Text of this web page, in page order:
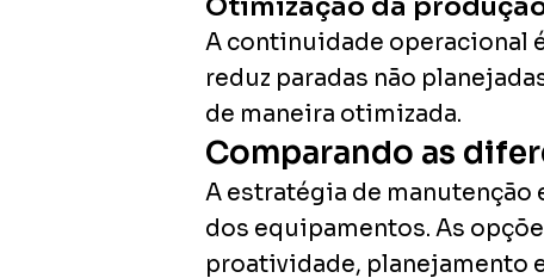
Otimização da
A continuidade operacional
reduz paradas não
de maneira otimizada.
Comparando as
A estratégia de
dos equipamentos. As
proatividade, planejamento